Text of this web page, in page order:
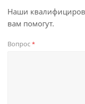
Наши
вам помогут.
Вопрос*